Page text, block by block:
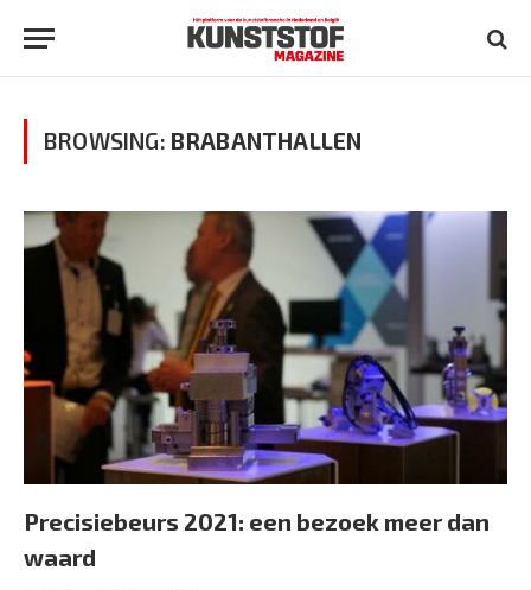
BROWSING: BRABANTHALLEN
Precisiebeurs 2021: een bezoek meer dan
waard